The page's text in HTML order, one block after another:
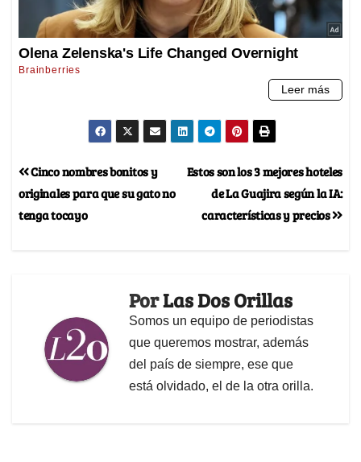
Estos son los 3 mejores hoteles
de La Guajira según la IA:
características y precios
Cinco nombres bonitos y
originales para que su gato no
tenga tocayo
PorLas Dos Orillas
Somos un equipo de periodistas
que queremos mostrar, además
del país de siempre, ese que
está olvidado, el de la otra orilla.